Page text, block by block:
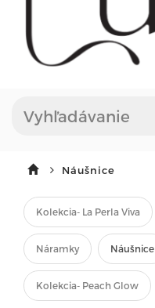
Náušnice
Kolekcia- La Perla Viva
Náramky Náušnice
Kolekcia- Peach Glow